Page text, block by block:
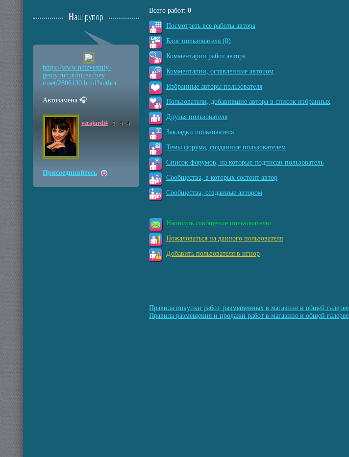
Всего работ: 0
Посмотреть все работы автора
Блог пользователя (0)
Комментарии работ автора
Комментарии, оставленные автором
Избранные авторы пользователя
Пользователи, добавившие автора в список избранных
Друзья пользователя
Закладки пользователя
Темы форума, созданные пользователем
Список форумов, на которые подписан пользователь
Сообщества, в которых состоит автор
Сообщества, созданные автором
Написать сообщение пользователю
Пожаловаться на данного пользователя
Добавить пользователя в игнор
Правила покупки работ, размещенных в магазине и общей галерее
Правила размещения и продажи работ в магазине и общей галерее
Наш рупор
https://www.neizvestniy-
geniy.ru/cat/music/ney
roset/2806130.html?author
Автозамена 🎧
verajurdi4 3 6 4
Присоединяйтесь